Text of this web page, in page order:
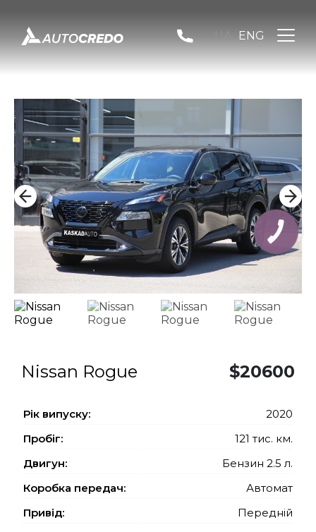
ENG
Nissan Rogue $20600
Рiк випуску:
2020
Пробіг:
121 тис. км.
Двигун:
Бензин 2.5 л.
Коробка передач:
Автомат
Привід:
Передній